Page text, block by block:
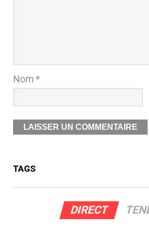
Nom *
TAGS
DIRECT